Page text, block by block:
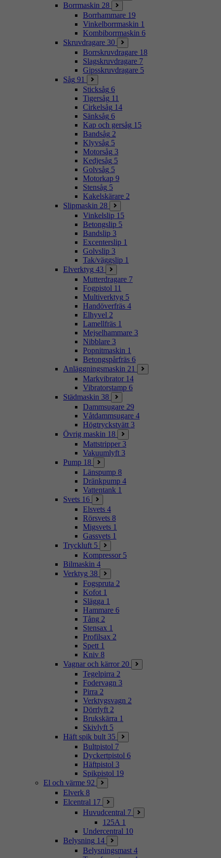
Borrmaskin 28
Borrhammare 19
Vinkelborrmaskin 1
Kombiborrmaskin 6
Skruvdragare 30
Borrskruvdragare 18
Slagskruvdragare 7
Gipsskruvdragare 5
Såg 91
Sticksåg 6
Tigersåg 11
Cirkelsåg 14
Sänksåg 6
Kap och gersåg 15
Bandsåg 2
Klyvsåg 5
Motorsåg 3
Kedjesåg 5
Golvsåg 5
Motorkap 9
Stensåg 5
Kakelskärare 2
Slipmaskin 28
Vinkelslip 15
Betongslip 5
Bandslip 3
Excenterslip 1
Golvslip 3
Tak/väggslip 1
Elverktyg 43
Mutterdragare 7
Fogpistol 11
Multiverktyg 5
Handöverfräs 4
Elhyvel 2
Lamellfräs 1
Mejselhammare 3
Nibblare 3
Popnitmaskin 1
Betongspårfräs 6
Anläggningsmaskin 21
Markvibrator 14
Vibratorstamp 6
Städmaskin 38
Dammsugare 29
Våtdammsugare 4
Högtryckstvätt 3
Övrig maskin 18
Mattstripper 3
Vakuumlyft 3
Pump 18
Länspump 8
Dränkpump 4
Vattentank 1
Svets 16
Elsvets 4
Rörsvets 8
Migsvets 1
Gassvets 1
Tryckluft 5
Kompressor 5
Bilmaskin 4
Verktyg 38
Fogspruta 2
Kofot 1
Slägga 1
Hammare 6
Tång 2
Stensax 1
Profilsax 2
Spett 1
Kniv 8
Vagnar och kärror 20
Tegelpirra 2
Fodervagn 3
Pirra 2
Verktygsvagn 2
Dörrlyft 2
Brukskärra 1
Skivlyft 5
Häft spik bult 35
Bultpistol 7
Dyckertpistol 6
Häftpistol 3
Spikpistol 19
El och värme 92
Elverk 8
Elcentral 17
Huvudcentral 7
125A 1
Undercentral 10
Belysning 14
Belysningsmast 4